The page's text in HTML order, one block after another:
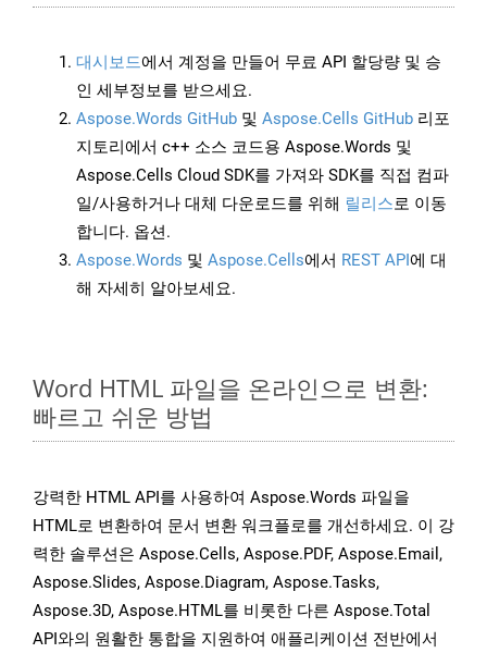
대시보드에서 계정을 만들어 무료 API 할당량 및 승
인 세부정보를 받으세요.
Aspose.Words GitHub 및 Aspose.Cells GitHub 리포
지토리에서 c++ 소스 코드용 Aspose.Words 및
Aspose.Cells Cloud SDK를 가져와 SDK를 직접 컴파
일/사용하거나 대체 다운로드를 위해 릴리스로 이동
합니다. 옵션.
Aspose.Words 및 Aspose.Cells에서 REST API에 대
해 자세히 알아보세요.
Word HTML 파일을 온라인으로 변환:
빠르고 쉬운 방법
강력한 HTML API를 사용하여 Aspose.Words 파일을
HTML로 변환하여 문서 변환 워크플로를 개선하세요. 이 강
력한 솔루션은 Aspose.Cells, Aspose.PDF, Aspose.Email,
Aspose.Slides, Aspose.Diagram, Aspose.Tasks,
Aspose.3D, Aspose.HTML를 비롯한 다른 Aspose.Total
API와의 원활한 통합을 지원하여 애플리케이션 전반에서